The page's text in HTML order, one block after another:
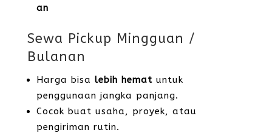
an
Sewa Pickup Mingguan /
Bulanan
Harga bisa lebih hematuntuk
penggunaan jangka panjang.
Cocok buat usaha, proyek, atau
pengiriman rutin.